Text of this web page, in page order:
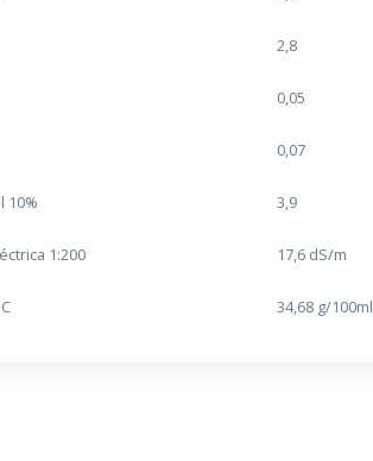
2,8
0,05
0,07
10% 3,9
1:200 17,6 dS/m
34,68 g/100ml